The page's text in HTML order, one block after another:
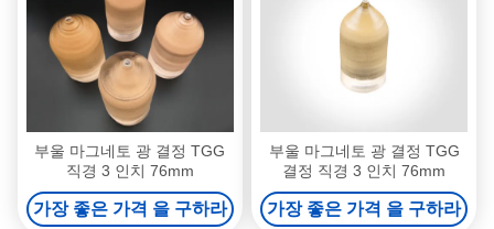
부울 마그네토 광 결정 TGG
직경 3 인치 76mm
가장 좋은 가격 을 구하라
부울 마그네토 광 결정 TGG
결정 직경 3 인치 76mm
가장 좋은 가격 을 구하라